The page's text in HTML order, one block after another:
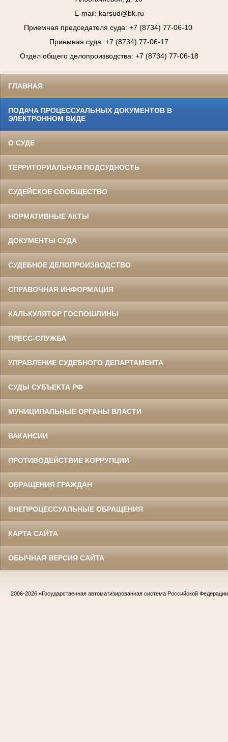
E-mail: karsud@bk.ru
Приемная председателя суда: +7 (8734) 77-06-10
Приемная суда: +7 (8734) 77-06-17
Отдел общего делопроизводства: +7 (8734) 77-06-18
ГЛАВНАЯ
ПОДАЧА ПРОЦЕССУАЛЬНЫХ ДОКУМЕНТОВ В
ЭЛЕКТРОННОМ ВИДЕ
О СУДЕ
ТЕРРИТОРИАЛЬНАЯ ПОДСУДНОСТЬ
СУДЕЙСКОЕ СООБЩЕСТВО
НОРМАТИВНЫЕ АКТЫ
ДОКУМЕНТЫ СУДА
СУДЕБНОЕ ДЕЛОПРОИЗВОДСТВО
СПРАВОЧНАЯ ИНФОРМАЦИЯ
КАЛЬКУЛЯТОР ГОСПОШЛИНЫ
ПРЕСС-СЛУЖБА
УПРАВЛЕНИЕ СУДЕБНОГО ДЕПАРТАМЕНТА
СУДЫ СУБЪЕКТА РФ
МУНИЦИПАЛЬНЫЕ ОРГАНЫ ВЛАСТИ
ВАКАНСИИ
ПРОТИВОДЕЙСТВИЕ КОРРУПЦИИ
ОБРАЩЕНИЯ ГРАЖДАН
ВНЕПРОЦЕССУАЛЬНЫЕ ОБРАЩЕНИЯ
КАРТА САЙТА
ОБЫЧНАЯ ВЕРСИЯ САЙТА
2006-2026 «Государственная автоматизированная система Российской